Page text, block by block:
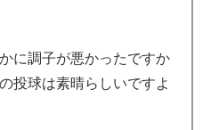
に調子が悪かったですか
投球は素晴らしいですよ